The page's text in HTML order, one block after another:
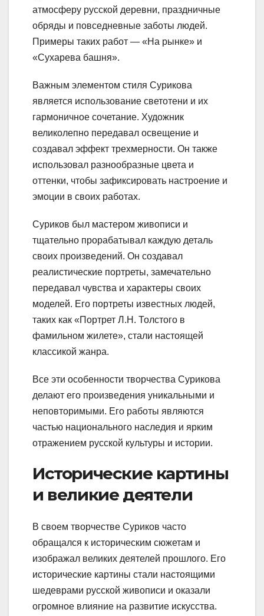
атмосферу русской деревни, праздничные
обряды и повседневные заботы людей.
Примеры таких работ — «На рынке» и
«Сухарева башня».
Важным элементом стиля Сурикова
является использование светотени и их
гармоничное сочетание. Художник
великолепно передавал освещение и
создавал эффект трехмерности. Он также
использовал разнообразные цвета и
оттенки, чтобы зафиксировать настроение и
эмоции в своих работах.
Суриков был мастером живописи и
тщательно прорабатывал каждую деталь
своих произведений. Он создавал
реалистические портреты, замечательно
передавал чувства и характеры своих
моделей. Его портреты известных людей,
таких как «Портрет Л.Н. Толстого в
фамильном жилете», стали настоящей
классикой жанра.
Все эти особенности творчества Сурикова
делают его произведения уникальными и
неповторимыми. Его работы являются
частью национального наследия и ярким
отражением русской культуры и истории.
Исторические картины
и великие деятели
В своем творчестве Суриков часто
обращался к историческим сюжетам и
изображал великих деятелей прошлого. Его
исторические картины стали настоящими
шедеврами русской живописи и оказали
огромное влияние на развитие искусства.